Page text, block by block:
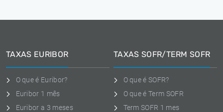
TAXAS EURIBOR
O que é Euribor?
Euribor 1 mês
Euribor a 3 meses
TAXAS SOFR/TERM SOFR
O que é SOFR?
O que é Term SOFR
Term SOFR 1 mes